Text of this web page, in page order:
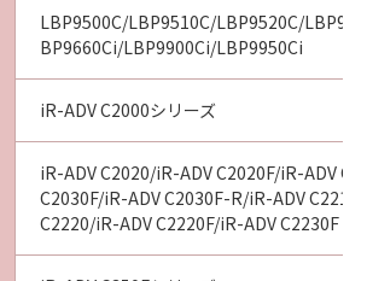
that any section hereof is
found to be illegal by any court or
jurisdiction, such
be null and void with respect to
of that court or tribunal and
provisions hereof shall
force and effect.
LBP9500C/LBP9510C/LBP9520C/
BP9660Ci/LBP9900Ci/LBP9950Ci
iR-ADV C2000シリーズ
iR-ADV C2020/iR-ADV C2020F/iR-ADV
C2030F/iR-ADV C2030F-R/iR-ADV
C2220/iR-ADV C2220F/iR-ADV C2230F